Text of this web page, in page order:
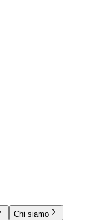
Chi siamo